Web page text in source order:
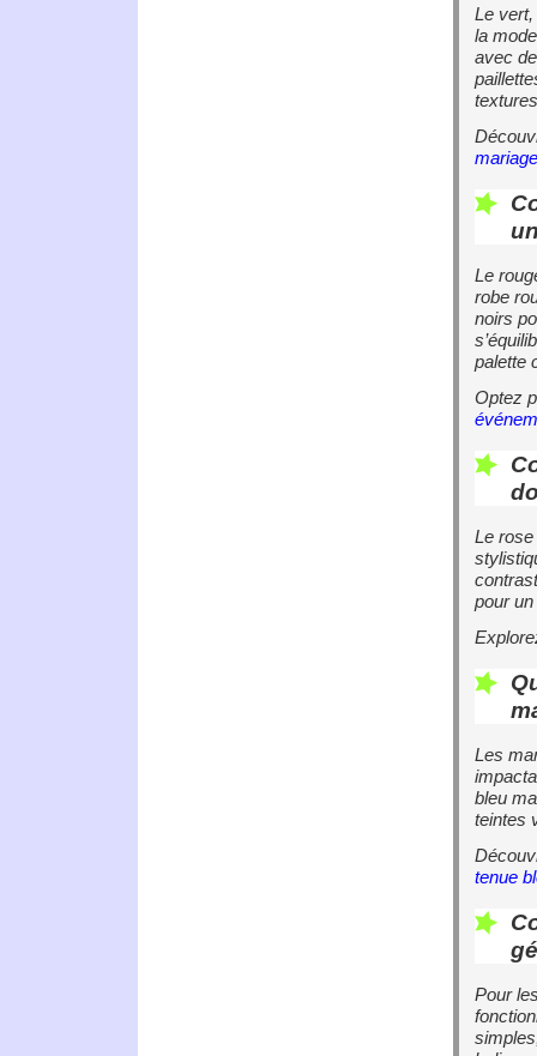
Le
la
avec
mariage
Le
robe
noirs
palette
Optez
Le rose
pour
Les
bleu
teintes
tenue
Pour